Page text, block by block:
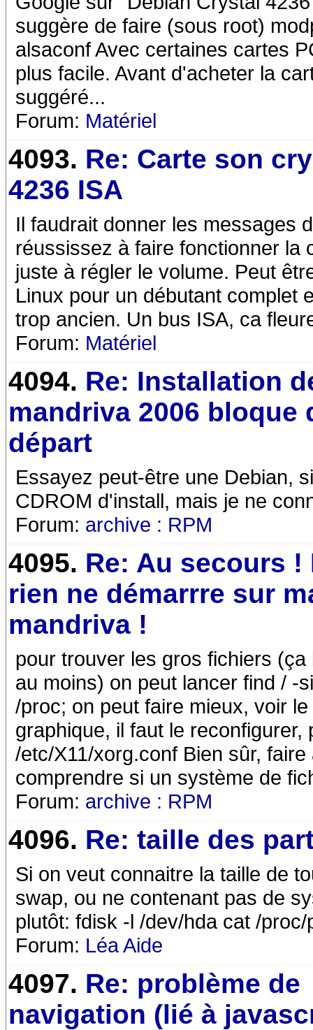
suggère de faire (sous root)
alsaconf Avec certaines cartes
plus facile. Avant d'acheter la
suggéré...
Forum: Matériel
4093. Re: Carte son
4236 ISA
Il faudrait donner les messages
réussissez à faire fonctionner la
juste à régler le volume. Peut
Linux pour un débutant complet
trop ancien. Un bus ISA, ca
Forum: Matériel
4094. Re: Installation
mandriva 2006 bloque
départ
Essayez peut-être une Debian,
CDROM d'install, mais je ne
Forum: archive : RPM
4095. Re: Au secours !
rien ne démarrre sur
mandriva !
pour trouver les gros fichiers
au moins) on peut lancer find / -
/proc; on peut faire mieux, voir
graphique, il faut le reconfigurer,
/etc/X11/xorg.conf Bien sûr,
comprendre si un système de
Forum: archive : RPM
4096. Re: taille des
Si on veut connaitre la taille de
swap, ou ne contenant pas de
plutôt: fdisk -l /dev/hda cat /
Forum: Léa Aide
4097. Re: problème de
navigation (lié à